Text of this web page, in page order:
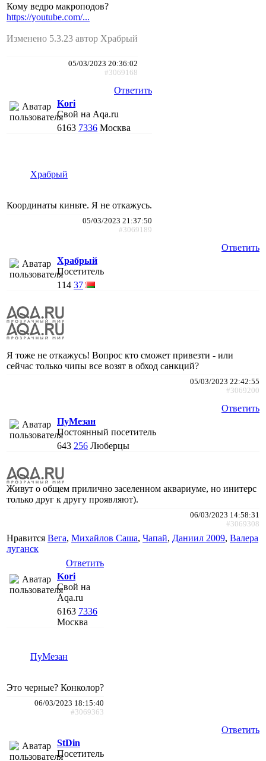
Кому ведро макроподов?
https://youtube.com/...
Изменено 5.3.23 автор Храбрый
05/03/2023 20:36:02
#3069168
Ответить
Kori
Свой на Aqa.ru
6163 7336 Москва
Храбрый
Координаты киньте. Я не откажусь.
05/03/2023 21:37:50
#3069189
Ответить
Храбрый
Посетитель
114 37
Я тоже не откажусь! Вопрос кто сможет привезти - или
сейчас только чипы все возят в обход санкций?
05/03/2023 22:42:55
#3069200
Ответить
ПуМезан
Постоянный посетитель
643 256 Люберцы
Живут о общем прилично заселенном аквариуме, но инитерс
только друг к другу проявляют).
06/03/2023 14:58:31
#3069308
Нравится Вега, Михайлов Саша, Чапай, Даниил 2009, Валера
луганск
Ответить
Kori
Свой на
Aqa.ru
6163 7336
Москва
ПуМезан
Это черные? Конколор?
06/03/2023 18:15:40
#3069363
Ответить
StDin
Посетитель